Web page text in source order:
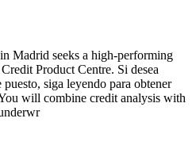
Madrid seeks a high-performing
Product Centre. Si desea
siga leyendo para obtener
will combine credit analysis with